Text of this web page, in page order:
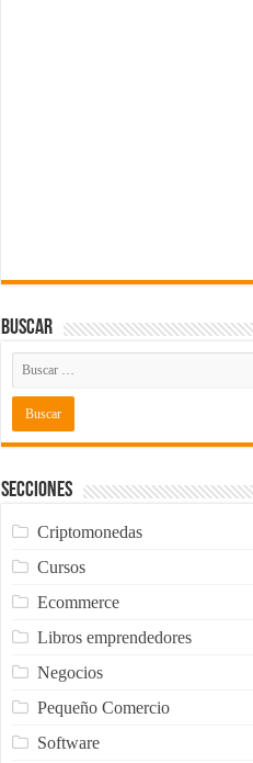
Buscar
Secciones
Criptomonedas
Cursos
Ecommerce
Libros emprendedores
Negocios
Pequeño Comercio
Software